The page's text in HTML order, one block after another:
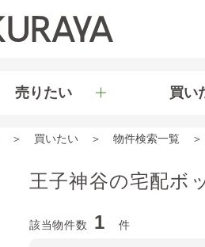
売りたい 買い
買いたい 物件検索一覧
王子神谷の宅配ボ
該当物件数 1 件